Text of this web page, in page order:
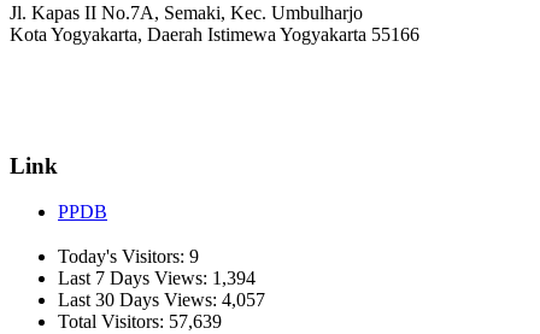
Jl. Kapas II No.7A, Semaki, Kec. Umbulharjo
Kota Yogyakarta, Daerah Istimewa Yogyakarta 55166
Link
PPDB
Today's Visitors: 9
Last 7 Days Views: 1,394
Last 30 Days Views: 4,057
Total Visitors: 57,639